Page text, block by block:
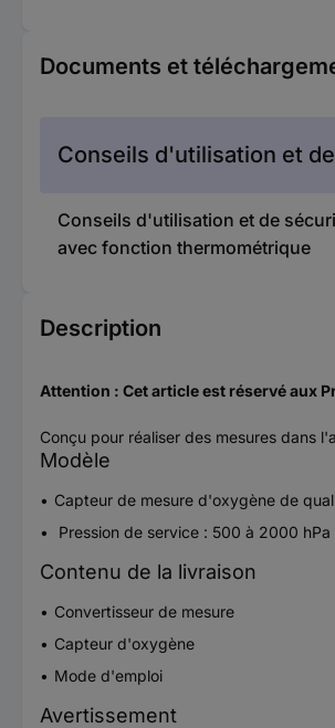
Documents et
Conseils d'utilisation et
Conseils d'utilisation et de
avec fonction thermométrique
Description
Attention : Cet article est réservé aux
Conçu pour réaliser des mesures dans
Modèle
Capteur de mesure d'oxygène de
Pression de service : 500 à 2000
Contenu de la livraison
Convertisseur de mesure
Capteur d'oxygène
Mode d'emploi
Avertissement